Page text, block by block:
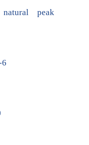
natural peak
6